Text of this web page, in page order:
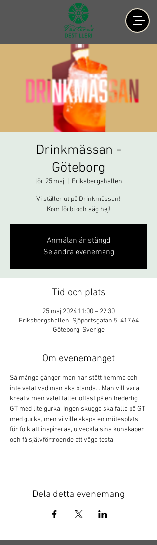
Drinkmässan -
Göteborg
lör 25 maj Eriksbergshallen
Vi ställer ut på Drinkmässan!
Kom förbi och säg hej!
Anmälan är stängd
Se andra evenemang
Tid och plats
25 maj 2024 11:00 – 22:30
Eriksbergshallen, Sjöportsgatan 5, 417 64
Göteborg, Sverige
Om evenemanget
Så många gånger man har stått hemma och
inte vetat vad man ska blanda… Man vill vara
kreativ men valet faller oftast på en hederlig
GT med lite gurka. Ingen skugga ska falla på GT
med gurka, men vi ville skapa en mötesplats
för folk att inspireras, utveckla sina kunskaper
och få självförtroende att våga testa.
Dela detta evenemang